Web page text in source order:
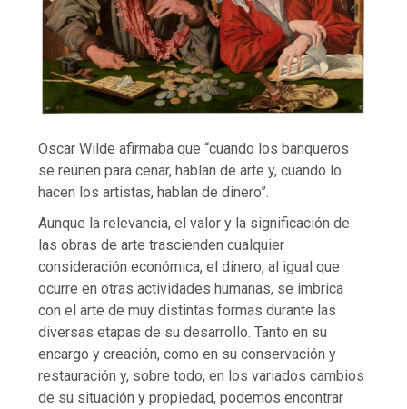
Oscar Wilde afirmaba que “cuando los banqueros
se reúnen para cenar, hablan de arte y, cuando lo
hacen los artistas, hablan de dinero”.
Aunque la relevancia, el valor y la significación de
las obras de arte trascienden cualquier
consideración económica, el dinero, al igual que
ocurre en otras actividades humanas, se imbrica
con el arte de muy distintas formas durante las
diversas etapas de su desarrollo. Tanto en su
encargo y creación, como en su conservación y
restauración y, sobre todo, en los variados cambios
de su situación y propiedad, podemos encontrar